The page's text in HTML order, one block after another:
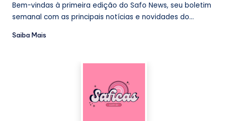
Bem-vindas à primeira edição do Safo News, seu boletim
semanal com as principais notícias e novidades do...
Saiba Mais